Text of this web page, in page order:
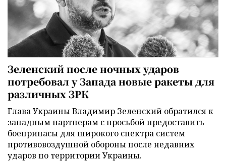
Зеленский после ночных ударов
потребовал у Запада новые ракеты для
различных ЗРК
Глава Украины Владимир Зеленский обратился к
западным партнерам с просьбой предоставить
боеприпасы для широкого спектра систем
противовоздушной обороны после недавних
ударов по территории Украины.